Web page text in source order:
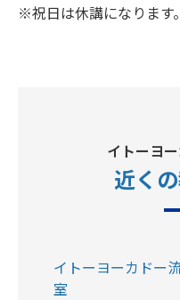
※祝日は休講になります。
イトーヨ
近く
イトーヨーカドー
室